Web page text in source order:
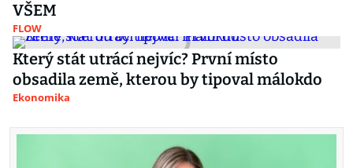
VŠEM
FLOW
Který stát utrácí nejvíc? První místo
obsadila země, kterou by tipoval málokdo
Ekonomika